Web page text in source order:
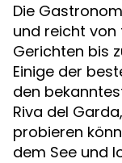
Die
und reicht
Gerichten bis
Einige der
den
Riva del
probieren
dem See und